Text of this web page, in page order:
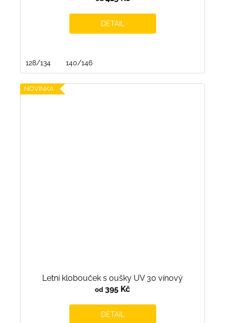
DETAIL
128/134 140/146
NOVINKA
Letní klobouček s oušky UV 30 vínový
od 395 Kč
DETAIL